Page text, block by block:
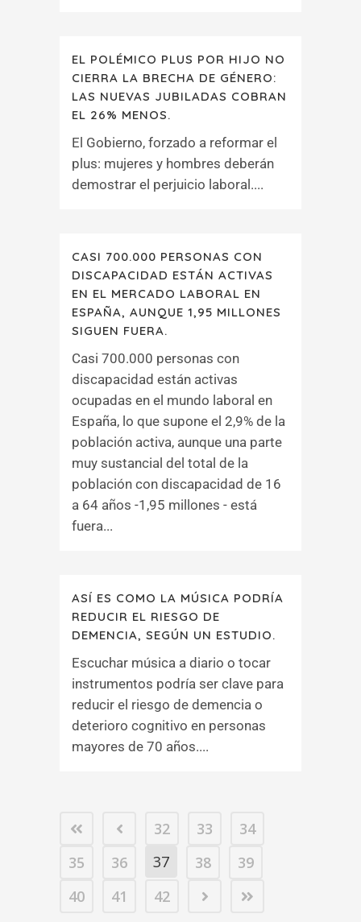
EL POLÉMICO PLUS POR HIJO NO
CIERRA LA BRECHA DE GÉNERO:
LAS NUEVAS JUBILADAS COBRAN
EL 26% MENOS.
El Gobierno, forzado a reformar el
plus: mujeres y hombres deberán
demostrar el perjuicio laboral....
CASI 700.000 PERSONAS CON
DISCAPACIDAD ESTÁN ACTIVAS
EN EL MERCADO LABORAL EN
ESPAÑA, AUNQUE 1,95 MILLONES
SIGUEN FUERA.
Casi 700.000 personas con
discapacidad están activas
ocupadas en el mundo laboral en
España, lo que supone el 2,9% de la
población activa, aunque una parte
muy sustancial del total de la
población con discapacidad de 16
a 64 años -1,95 millones - está
fuera...
ASÍ ES COMO LA MÚSICA PODRÍA
REDUCIR EL RIESGO DE
DEMENCIA, SEGÚN UN ESTUDIO.
Escuchar música a diario o tocar
instrumentos podría ser clave para
reducir el riesgo de demencia o
deterioro cognitivo en personas
mayores de 70 años....
32 33
34
35
36 37 38
39
40
41 42